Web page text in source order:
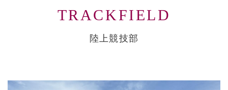
TRACKFIELD
陸上競技部